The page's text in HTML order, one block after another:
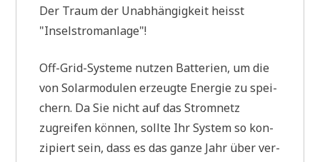
Der Traum der Unab­hän­gig­keit heisst
"Insel­strom­an­la­ge"!
Off-Grid-Syste­me nut­zen Bat­te­rien, um die
von Solar­mo­du­len erzeug­te Ener­gie zu spei­
chern. Da Sie nicht auf das Strom­netz
zugrei­fen kön­nen, soll­te Ihr System so kon­
zi­piert sein, dass es das gan­ze Jahr über ver­